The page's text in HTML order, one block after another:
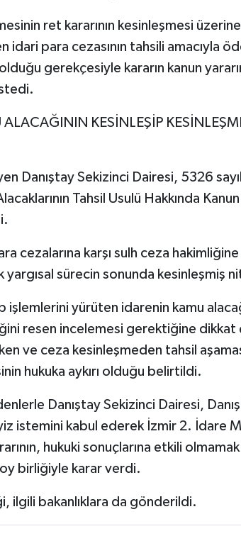
ret kararının kesinleşmesi üzerine
idari para cezasının tahsili amacıyla
olduğu gerekçesiyle kararın kanun
ALACAĞININ KESİNLEŞİP
Danıştay Sekizinci Dairesi, 5326
Tahsil Usulü Hakkında
cezalarına karşı sulh ceza
yargısal sürecin sonunda kesinleşmiş
işlemlerini yürüten idarenin kamu
resen incelemesi gerektiğine dikkat
ve ceza kesinleşmeden tahsil
hukuka aykırı olduğu belirtildi.
Danıştay Sekizinci Dairesi,
istemini kabul ederek İzmir 2. İdare
hukuki sonuçlarına etkili
oy birliğiyle karar verdi.
ilgili bakanlıklara da gönderildi.